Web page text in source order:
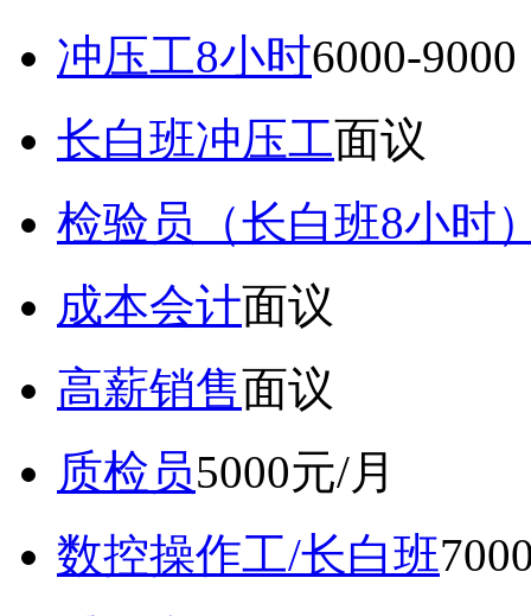
冲压工8小时6000-
长白班冲压工面议
检验员（长白班8小时
成本会计面议
高薪销售面议
质检员5000元/月
数控操作工/长白班